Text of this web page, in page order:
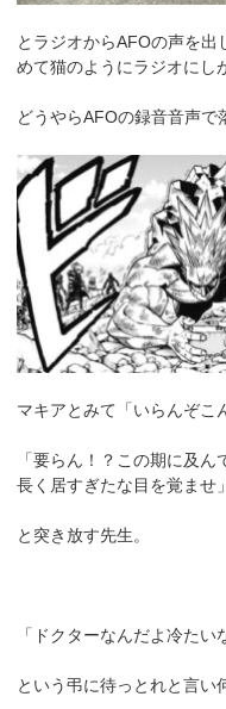
とラジオからAFOの声を
めて猫のようにラジオにし
どうやらAFOの録音音声で
マキアとみて「いらんぞこ
「要らん！？この期に及
長く居すぎたな目を覚ませ」
と突き放す先生。
「ドクターなんだよ冷たい
という弔に待っとれと言い